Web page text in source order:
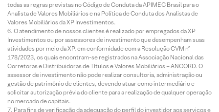
todas as regras previstas no Código de Conduta da APIMEC Brasil para o
Analista de Valores Mobiliários e na Política de Conduta dos Analistas de
Valores Mobiliários da XP Investimentos.
O atendimento de nossos clientes é realizado por empregados da XP
Investimentos ou por assessores de investimento que desempenham suas
atividades por meio da XP, em conformidade com a Resolução CVM nº
178/2023, os quais encontram-se registrados na Associação Nacional das
Corretoras e Distribuidoras de Títulos e Valores Mobiliários – ANCORD. O
assessor de investimento não pode realizar consultoria, administração ou
gestão de patrimônio de clientes, devendo atuar como intermediário e
solicitar autorização prévia do cliente para a realização de qualquer operação
no mercado de capitais.
Para fins de verificação da adequação do perfil do investidor aos serviços e